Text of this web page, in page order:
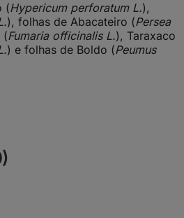
(Hypericum perforatum L.),
), folhas de Abacateiro (Persea
(Fumaria officinalis L.), Taraxaco
) e folhas de Boldo (Peumus